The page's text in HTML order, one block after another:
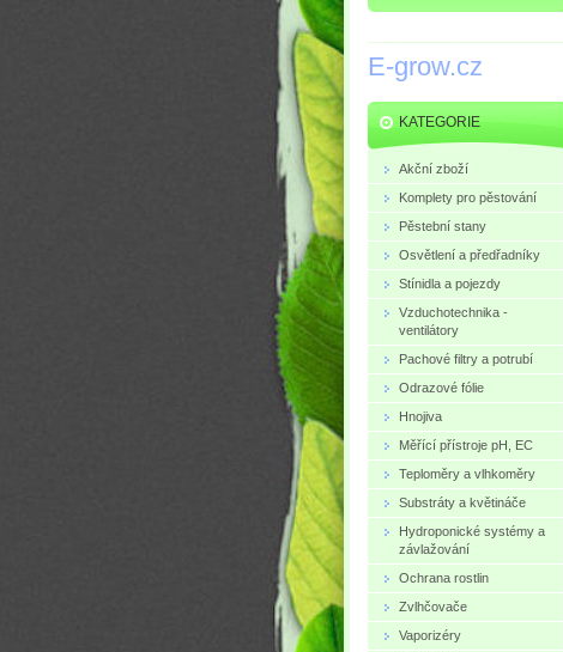
E-grow.cz
KATEGORIE
Akční zboží
Komplety pro pěstování
Pěstební stany
Osvětlení a předřadníky
Stínidla a pojezdy
Vzduchotechnika -
ventilátory
Pachové filtry a potrubí
Odrazové fólie
Hnojiva
Měřící přístroje pH, EC
Teploměry a vlhkoměry
Substráty a květináče
Hydroponické systémy a
závlažování
Ochrana rostlin
Zvlhčovače
Vaporizéry